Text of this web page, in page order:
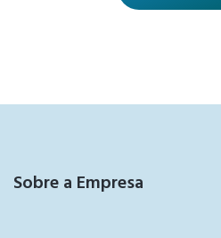
Sobre a Empresa